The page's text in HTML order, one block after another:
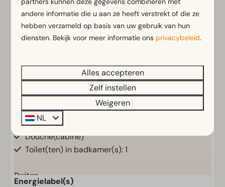
Rookvrij
Gratis Wifi
Met verdieping
Badkamer
Aparte toiletten: 1
Badkamer(s) boven: 1
Badkamer(s) beneden: 1
Douche(cabine)
Toilet(ten) in badkamer(s): 1
Buiten
Toon meer ↓
Energielabel(s)
andere informatie die u aan ze heeft verstrekt of die ze
hebben verzameld op basis van uw gebruik van hun
diensten. Bekijk voor meer informatie ons privacybeleid.
Alles accepteren
Zelf instellen
Weigeren
NL